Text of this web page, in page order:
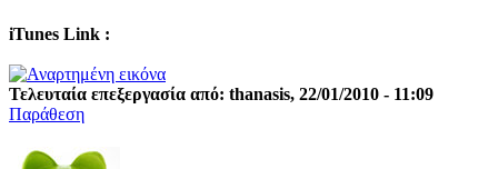
iTunes Link :
Τελευταία επεξεργασία από: thanasis, 22/01/2010 - 11:09
Παράθεση